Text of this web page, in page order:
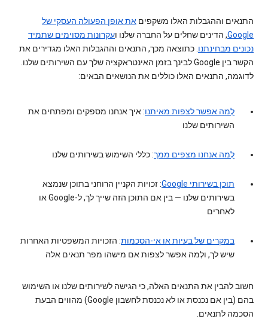
התנאים וההגבלות האלו משקפים את אופן הפעולה העסקי של
Google, הדינים שחלים על החברה שלנו ועקרונות מסוימים שתמיד
נכונים מבחינתנו . כתוצאה מכך, התנאים וההגבלות האלו מגדירים את
הקשר בין Google לבינך בזמן האינטראקציה שלך עם השירותים שלנו.
לדוגמה, התנאים האלו כוללים את הנושאים הבאים:
לְמה אפשר לצפות מאיתנו: איך אנחנו מספקים ומפתחים את
השירותים שלנו
לְמה אנחנו מצפים ממך: כללי השימוש בשירותים שלנו
תוכן בשירותי Google
: זכויות הקניין הרוחני בתוכן שנמצא
בשירותים שלנו — בין אם התוכן הזה שייך לך, ל-Google או
לאחרים
במקרים של בעיות או אי-הסכמות: הזכויות המשפטיות האחרות
שיש לך, ולְמה אפשר לצפות אם מישהו מפר תנאים אלה
חשוב להבין את התנאים האלה, כי הגישה לשירותים שלנו או השימוש
בהם (בין אם נכנסת או לא נכנסת לחשבון Google) מהווים הבעת
הסכמה לתנאים.